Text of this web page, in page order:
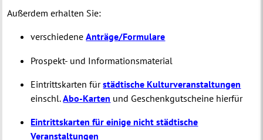
Außerdem erhalten Sie:
verschiedeneAnträge/Formulare
Prospekt- und Informationsmaterial
Eintrittskarten fürstädtische Kulturveranstaltungen
einschl.Abo-Karten und Geschenkgutscheine hierfür
Eintrittskarten für einige nicht städtische
Veranstaltungen